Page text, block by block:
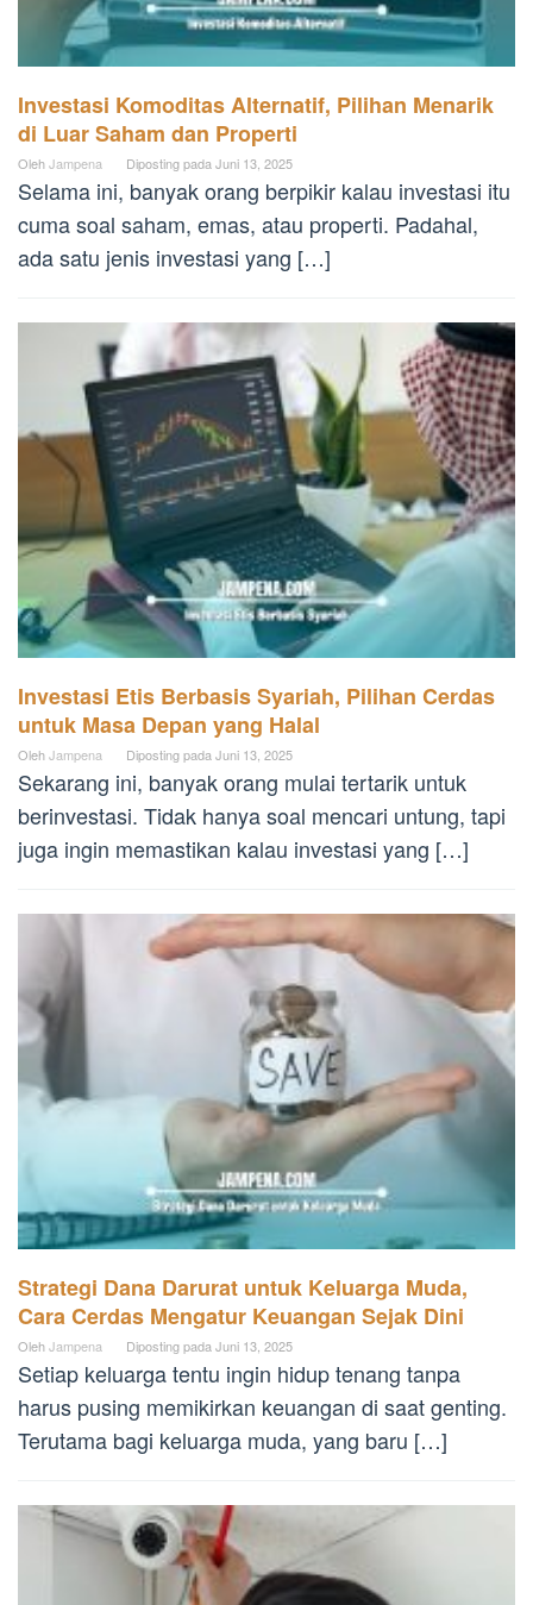
Investasi Komoditas Alternatif, Pilihan Menarik
di Luar Saham dan Properti
OlehJampena Diposting pada Juni 13, 2025
Selama ini, banyak orang berpikir kalau investasi itu
cuma soal saham, emas, atau properti. Padahal,
ada satu jenis investasi yang […]
Investasi Etis Berbasis Syariah, Pilihan Cerdas
untuk Masa Depan yang Halal
OlehJampena Diposting padaJuni 13, 2025
Sekarang ini, banyak orang mulai tertarik untuk
berinvestasi. Tidak hanya soal mencari untung, tapi
juga ingin memastikan kalau investasi yang […]
Strategi Dana Darurat untuk Keluarga Muda,
Cara Cerdas Mengatur Keuangan Sejak Dini
OlehJampena Diposting padaJuni 13, 2025
Setiap keluarga tentu ingin hidup tenang tanpa
harus pusing memikirkan keuangan di saat genting.
Terutama bagi keluarga muda, yang baru […]